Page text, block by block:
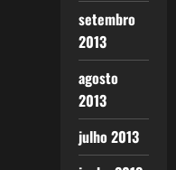
setembro
2013
agosto
2013
julho 2013